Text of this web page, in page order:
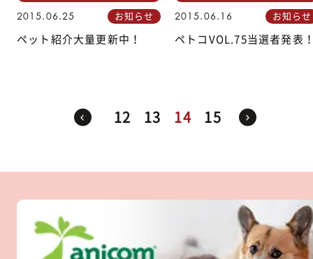
お知らせ
2015.06.25
ペット紹介大量更新中！
お知らせ
2015.06.16
ペトコVOL.75当選者発表
12 13 14 15